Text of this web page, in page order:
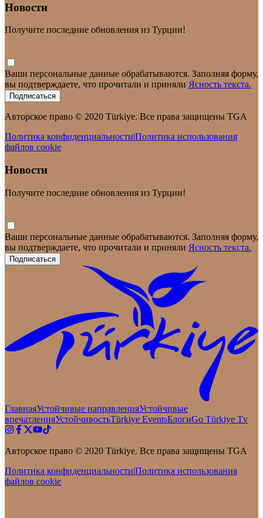
Новости
Получите последние обновления из Турции!
Ваши персональные данные обрабатываются. Заполняя форму,
вы подтверждаете, что прочитали и приняли Ясность текста.
Подписаться
Авторское право © 2020 Türkiye. Все права защищены TGA
Политика конфиденциальности|Политика использования
файлов cookie
Новости
Получите последние обновления из Турции!
Ваши персональные данные обрабатываются. Заполняя форму,
вы подтверждаете, что прочитали и приняли Ясность текста.
Подписаться
ГлавнаяУстойчивые направленияУстойчивые
впечатленияУстойчивостьTürkiye EventsБлогиGo Türkiye Tv
Авторское право © 2020 Türkiye. Все права защищены TGA
Политика конфиденциальности|Политика использования
файлов cookie